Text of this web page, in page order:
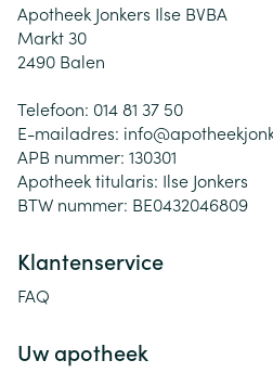
Apotheek Jonkers Ilse BVBA
Markt 30
2490 Balen
Telefoon: 014 81 37 50
E-mailadres: info@
APB nummer: 130301
Apotheek titularis: Ilse Jonkers
BTW nummer: BE0432046809
Klantenservice
FAQ
Uw apotheek